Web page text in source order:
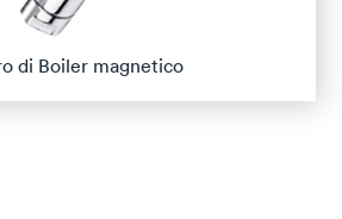
di Boiler magnetico